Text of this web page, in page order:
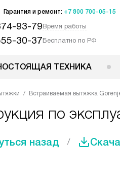
Гарантия и ремонт: +7 800 700-05-15
93-79Время работы
30-37Бесплатно по РФ
ТЕХНИКА
Встраиваемая вытяжка
по
назад